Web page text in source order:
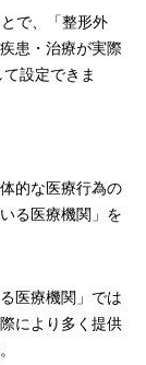
で、「整形外
患・治療が実際
設定できま
的な医療行為の
る医療機関」を
医療機関」では
により多く提供